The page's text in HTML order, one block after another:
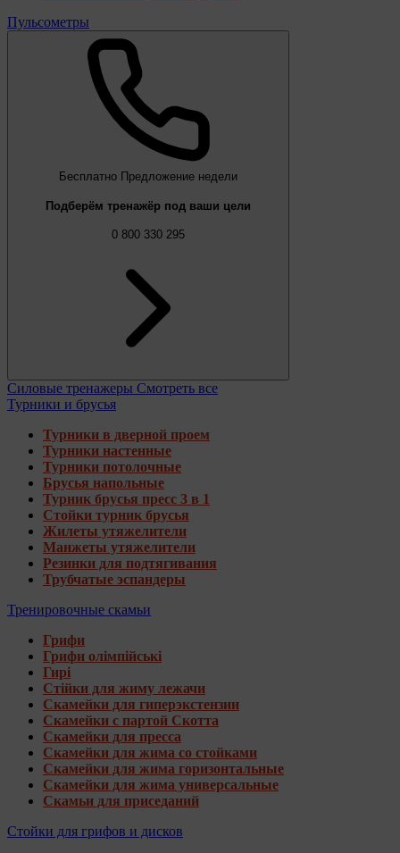
Пульсометры
Бесплатно Предложение недели
Подберём тренажёр под ваши цели
0 800 330 295
Силовые тренажеры Смотреть все
Турники и брусья
Турники в дверной проем
Турники настенные
Турники потолочные
Брусья напольные
Турник брусья пресс 3 в 1
Стойки турник брусья
Жилеты утяжелители
Манжеты утяжелители
Резинки для подтягивания
Трубчатые эспандеры
Тренировочные скамьи
Грифи
Грифи олімпійські
Гирі
Стійки для жиму лежачи
Скамейки для гиперэкстензии
Скамейки с партой Скотта
Скамейки для пресса
Скамейки для жима со стойками
Скамейки для жима горизонтальные
Скамейки для жима универсальные
Скамьи для приседаний
Стойки для грифов и дисков